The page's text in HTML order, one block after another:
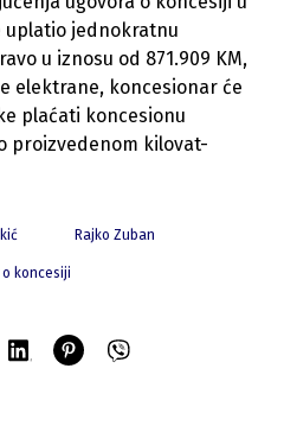
uplatio jednokratnu
u iznosu od 871.909 KM,
elektrane, koncesionar će
plaćati koncesionu
proizvedenom kilovat-
Rajko Zuban
koncesiji